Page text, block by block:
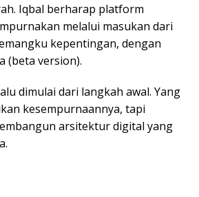
Iqbal berharap platform
melalui masukan dari
kepentingan, dengan
(beta version).
dimulai dari langkah awal. Yang
kesempurnaannya, tapi
arsitektur digital yang